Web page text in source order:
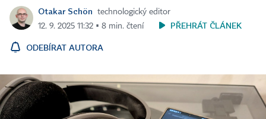
Otakar Schön
technologický editor
12. 9. 2025 11:32 ▪ 8 min. čtení
PŘEHRÁT ČLÁNEK
ODEBÍRAT AUTORA